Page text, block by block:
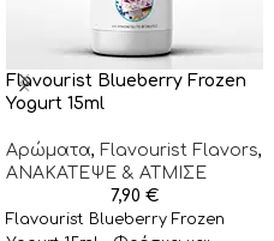
Flavourist Blueberry Frozen
Yogurt 15ml
Αρώματα, Flavourist Flavors,
ΑΝΑΚΑΤΕΨΕ & ΑΤΜΙΣΕ
7,90 €
Flavourist Blueberry Frozen